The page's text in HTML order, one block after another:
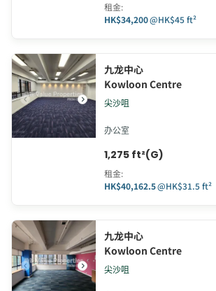
租金:
HK$34,200@HK$45 ft²
九龙中心
Kowloon Centre
尖沙咀
办公室
1,275 ft²(G)
租金:
HK$40,162.5@HK$31.5 ft²
九龙中心
Kowloon Centre
尖沙咀